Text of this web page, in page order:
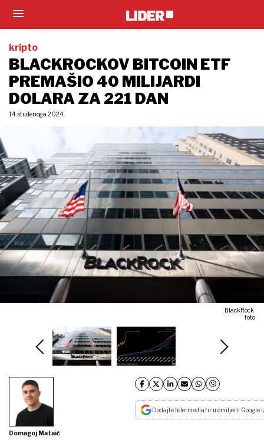
kripto
BLACKROCKOV BITCOIN ETF
PREMAŠIO 40 MILIJARDI
DOLARA ZA 221 DAN
14. studenoga 2024.
BlackRock
foto
Domagoj Mataić
Dodajte lidermedia.hr u omiljeni Google